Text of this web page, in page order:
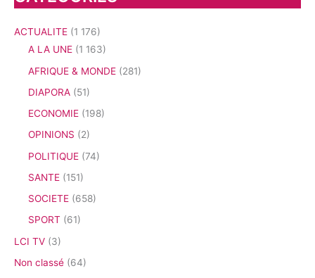
ACTUALITE (1 176)
A LA UNE (1 163)
AFRIQUE & MONDE (281)
DIAPORA (51)
ECONOMIE (198)
OPINIONS (2)
POLITIQUE (74)
SANTE (151)
SOCIETE (658)
SPORT (61)
LCI TV (3)
Non classé (64)